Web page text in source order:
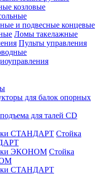
козловые
и подвесные концевые
Ломы такелажные
Пульты управления
для балок опорных
для талей CD
Стойка
Стойка